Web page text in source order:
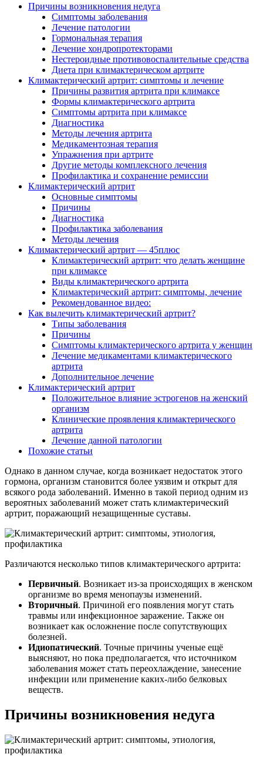
Причины возникновения недуга
Симптомы заболевания
Лечение патологии
Гормональная терапия
Лечение хондропротекторами
Нестероидные противовоспалительные средства
Диета при климактерическом артрите
Климактерический артрит: симптомы и лечение
Причины развития артрита при климаксе
Формы климактерического артрита
Симптомы артрита при климаксе
Диагностика
Методы лечения артрита
Медикаментозная терапия
Упражнения при артрите
Другие методы комплексного лечения
Профилактика и сохранение ремиссии
Климактерический артрит
Основные симптомы
Причины
Диагностика
Профилактика заболевания
Методы лечения
Климактерический артрит — 45плюс
Климактерический артрит: что делать женщине
при климаксе
Виды климактерического артрита
Климактерический артрит: симптомы, лечение
Рекомендованное видео:
Как вылечить климактерический артрит?
Типы заболевания
Причины
Симптомы климактерического артрита у женщин
Лечение медикаментами климактерического
артрита
Дополнительное лечение
Климактерический артрит
Положительное влияние эстрогенов на женский
организм
Клинические проявления климактерического
артрита
Лечение данной патологии
Похожие статьи
Однако в данном случае, когда возникает недостаток этого
гормона, организм становится более уязвим и открыт для
всякого рода заболеваний. Именно в такой период одним из
вероятных заболеваний может стать климактерический
артрит, поражающий незащищенные суставы.
Различаются несколько типов климактерического артрита:
Первичный. Возникает из-за происходящих в женском
организме во время менопаузы изменений.
Вторичный. Причиной его появления могут стать
травмы или инфекционное заражение. Также он
возникает как осложнение после сопутствующих
болезней.
Идиопатический. Точные причины ученые ещё
выясняют, но пока предполагается, что источником
заболевания может стать переохлаждение, занесение
инфекции или применение каких-либо белковых
веществ.
Причины возникновения недуга